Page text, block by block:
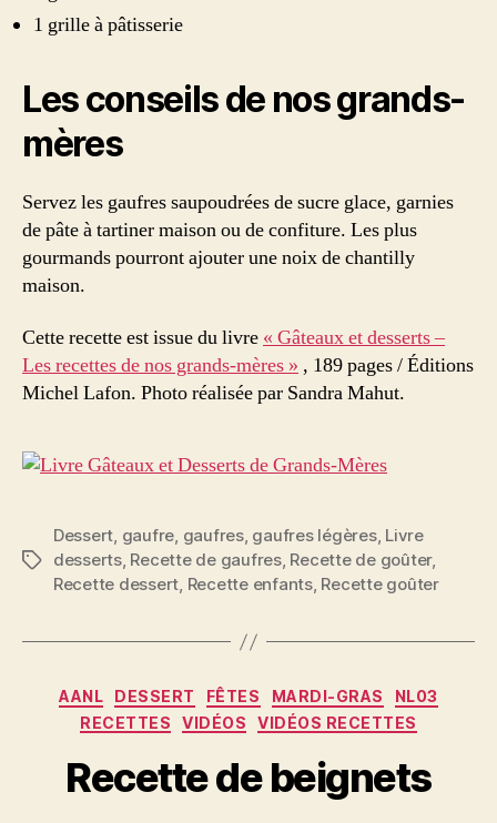
1 grille à pâtisserie
Les conseils de nos grands-
mères
Servez les gaufres saupoudrées de sucre glace, garnies
de pâte à tartiner maison ou de confiture. Les plus
gourmands pourront ajouter une noix de chantilly
maison.
Cette recette est issue du livre « Gâteaux et desserts –
Les recettes de nos grands-mères » , 189 pages / Éditions
Michel Lafon. Photo réalisée par Sandra Mahut.
Étiquettes
Dessert, gaufre, gaufres, gaufres légères, Livre
desserts, Recette de gaufres, Recette de goûter,
Recette dessert, Recette enfants, Recette goûter
Catégories
AANL DESSERT FÊTES MARDI-GRAS
NL03
RECETTES
VIDÉOS VIDÉOS RECETTES
Recette de beignets